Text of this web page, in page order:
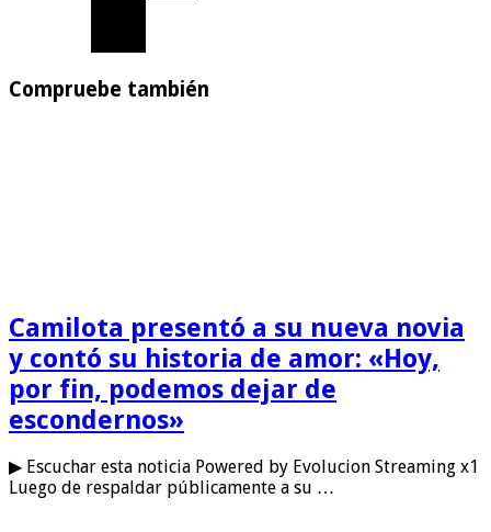
Compruebe también
Camilota presentó a su nueva novia
y contó su historia de amor: «Hoy,
por fin, podemos dejar de
escondernos»
▶ Escuchar esta noticia Powered by Evolucion Streaming x1
Luego de respaldar públicamente a su …